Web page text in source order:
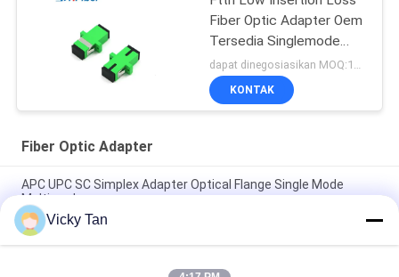
Fiber Optic Adapter Oem
Tersedia Singlemode
Multimode
dapat dinegosiasikan MOQ:1000
KONTAK
Fiber Optic Adapter
APC UPC SC Simplex Adapter Optical Flange Single Mode
Multimode
SC Type Simplex APC UPC Fiber Optic Adapter Untuk Jaringan
FTTH FTTX
Vicky Tan